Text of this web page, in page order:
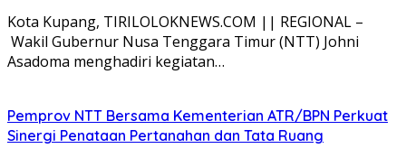
Kota Kupang, TIRILOLOKNEWS.COM || REGIONAL –
Wakil Gubernur Nusa Tenggara Timur (NTT) Johni
Asadoma menghadiri kegiatan…
Pemprov NTT Bersama Kementerian ATR/BPN Perkuat
Sinergi Penataan Pertanahan dan Tata Ruang